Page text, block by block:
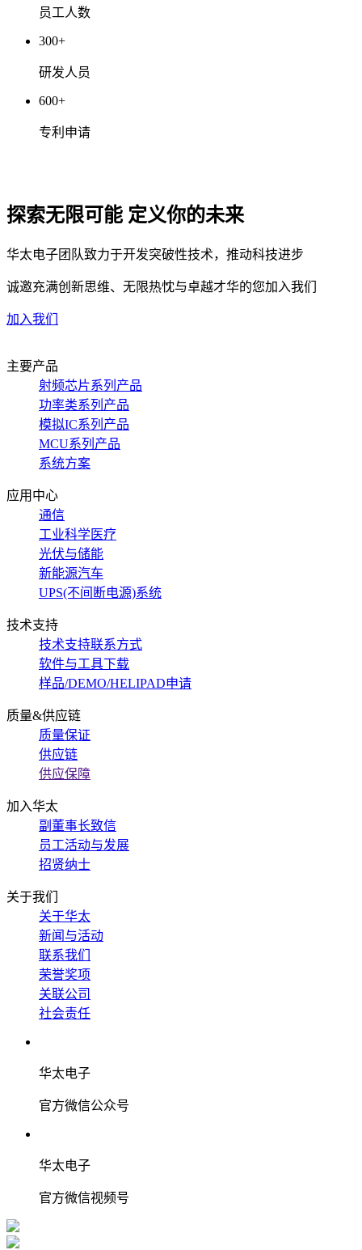
员工人数
300+
研发人员
600+
专利申请
探索无限可能 定义你的未来
华太电子团队致力于开发突破性技术，推动科技进步
诚邀充满创新思维、无限热忱与卓越才华的您加入我们
加入我们
主要产品
射频芯片系列产品
功率类系列产品
模拟IC系列产品
MCU系列产品
系统方案
应用中心
通信
工业科学医疗
光伏与储能
新能源汽车
UPS(不间断电源)系统
技术支持
技术支持联系方式
软件与工具下载
样品/DEMO/HELIPAD申请
质量&供应链
质量保证
供应链
供应保障
加入华太
副董事长致信
员工活动与发展
招贤纳士
关于我们
关于华太
新闻与活动
联系我们
荣誉奖项
关联公司
社会责任
华太电子
官方微信公众号
华太电子
官方微信视频号